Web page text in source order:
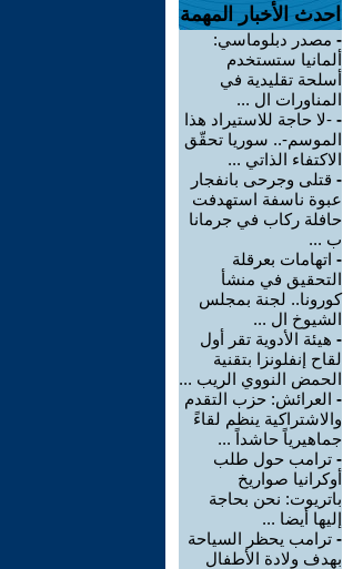
احدث الأخبار المهمة
- مصدر دبلوماسي:
ألمانيا ستستخدم
أسلحة تقليدية في
المناورات ال ...
- -لا حاجة للاستيراد هذا
الموسم-.. سوريا تحقّق
الاكتفاء الذاتي ...
- قتلى وجرحى بانفجار
عبوة ناسفة استهدفت
حافلة ركاب في جرمانا
ب ...
- اتهامات بعرقلة
التحقيق في منشأ
كورونا.. لجنة بمجلس
الشيوخ ال ...
- هيئة الأدوية تقر أول
لقاح إنفلونزا بتقنية
الحمض النووي الريب ...
- العرائش: حزب التقدم
والاشتراكية ينظم لقاءً
جماهيرياً حاشداً ...
- ترامب حول طلب
أوكرانيا صواريخ
باتريوت: نحن بحاجة
إليها أيضا ...
- ترامب يحظر السياحة
بهدف ولادة الأطفال